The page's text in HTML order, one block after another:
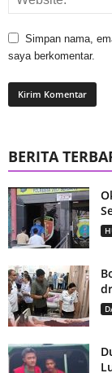
Simpan nama,
saya berkomentar.
BERITA